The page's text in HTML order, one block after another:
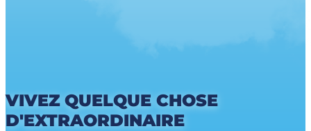
VIVEZ QUELQUE CHOSE
D'EXTRAORDINAIRE